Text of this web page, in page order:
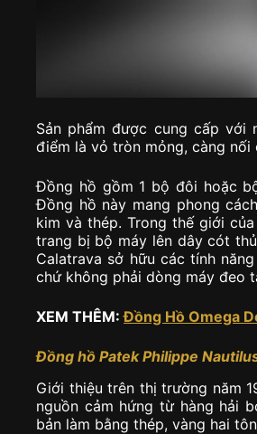
Sản phẩm được cung cấp với
điểm là vỏ tròn mỏng, càng
Đồng hồ gồm 1 bộ đôi hoặc
Đồng hồ này mang phong
kim và thép. Trong thế giới
trang bị bộ máy lên dây cót
Calatrava sở hữu các tính
chứ không phải dòng máy đeo
XEM THÊM:Đồng Hồ Omega
Đồng hồ Patek Philippe
Giới thiệu trên thị trường năm
nguồn cảm hứng từ hàng hải
bản làm bằng thép, vàng hai